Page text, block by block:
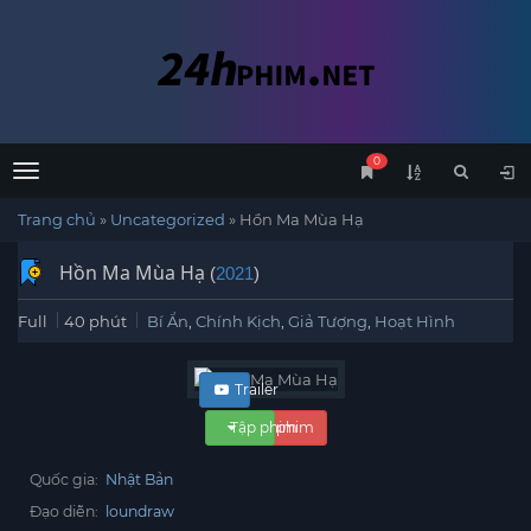
Menu
0
Trang chủ » Uncategorized » Hồn Ma Mùa Hạ
Hồn Ma Mùa Hạ (2021)
Full 40 phút Bí Ẩn Chính Kịch Giả Tượng Hoạt Hình
Xem phim
Trailer
Tập phim
Quốc gia: Nhật Bản
Đạo diễn:
loundraw